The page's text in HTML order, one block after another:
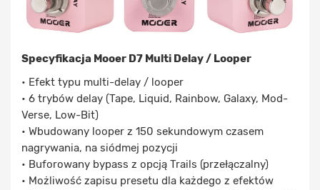
Specyfikacja Mooer D7 Multi Delay / Looper
• Efekt typu multi-delay / looper
• 6 trybów delay (Tape, Liquid, Rainbow, Galaxy, Mod-
Verse, Low-Bit)
• Wbudowany looper z 150 sekundowym czasem
nagrywania, na siódmej pozycji
• Buforowany bypass z opcją Trails (przełączalny)
• Możliwość zapisu presetu dla każdego z efektów